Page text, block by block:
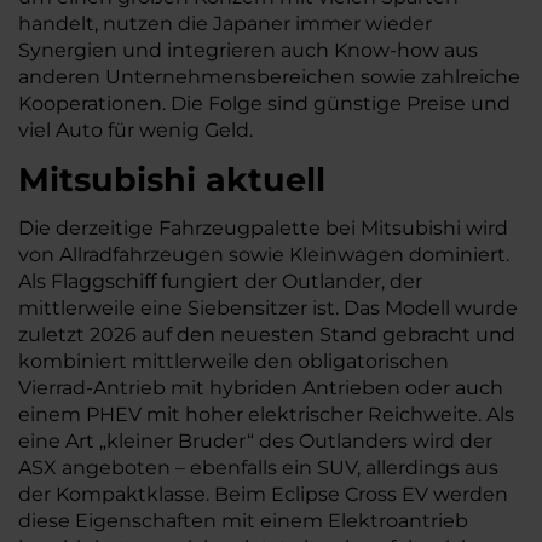
handelt, nutzen die Japaner immer wieder
Synergien und integrieren auch Know-how aus
anderen Unternehmensbereichen sowie zahlreiche
Kooperationen. Die Folge sind günstige Preise und
viel Auto für wenig Geld.
Mitsubishi aktuell
Die derzeitige Fahrzeugpalette bei Mitsubishi wird
von Allradfahrzeugen sowie Kleinwagen dominiert.
Als Flaggschiff fungiert der Outlander, der
mittlerweile eine Siebensitzer ist. Das Modell wurde
zuletzt 2026 auf den neuesten Stand gebracht und
kombiniert mittlerweile den obligatorischen
Vierrad-Antrieb mit hybriden Antrieben oder auch
einem PHEV mit hoher elektrischer Reichweite. Als
eine Art „kleiner Bruder“ des Outlanders wird der
ASX angeboten – ebenfalls ein SUV, allerdings aus
der Kompaktklasse. Beim Eclipse Cross EV werden
diese Eigenschaften mit einem Elektroantrieb